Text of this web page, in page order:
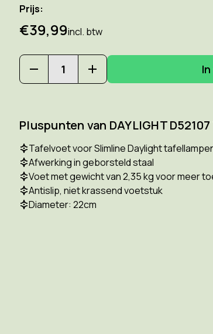
Prijs:
€39,99incl. btw
Hoeveelheid
verlagen
Tafelvoet
Hoeveelheid
verhogen
Tafelvoet
Pluspunten van DAYLIGHT
Tafelvoet voor Slimline Daylight
Afwerking in geborsteld staal
Voet met gewicht van 2,35 kg voor meer
Antislip, niet krassend voetstuk
Diameter: 22cm